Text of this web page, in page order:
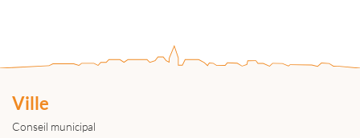
Ville
Conseil municipal